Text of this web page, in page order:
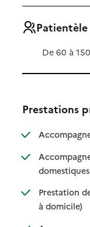
Patientèle
De 60 à
Prestations
domestiques
::
Prestation
à domicile)
:
: non